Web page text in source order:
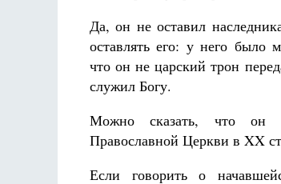
Да, он не оставил
оставлять его: у него было
что он не царский трон
служил Богу.
Можно сказать, что он
Православной Церкви в XX
Если говорить о